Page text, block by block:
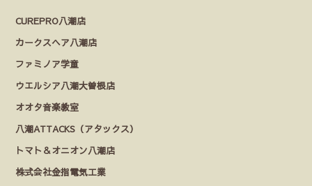
CUREPRO八潮店
カークスヘア八潮店
ファミノア学童
ウエルシア八潮大曽根店
オオタ音楽教室
八潮ATTACKS（アタックス）
トマト＆オニオン八潮店
株式会社金指電気工業